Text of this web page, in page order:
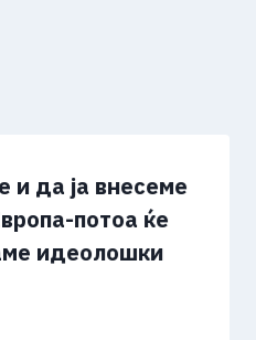
и да ја внесеме
потоа ќе
идеолошки